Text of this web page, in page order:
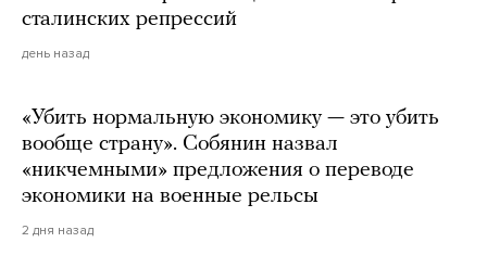
сталинских репрессий
день назад
«Убить нормальную экономику — это убить
вообще страну». Собянин назвал
«никчемными» предложения о переводе
экономики на военные рельсы
2 дня назад